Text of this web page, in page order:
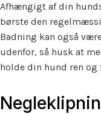
Afhængigt af din
børste den
Badning kan også
udenfor, så husk at
holde din hund ren og